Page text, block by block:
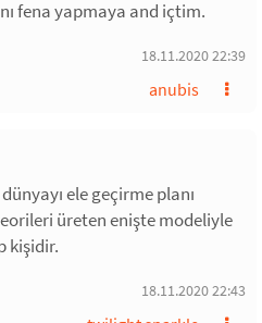
fena yapmaya and içtim.
18.11.2020 22:39
anubis
ele geçirme planı
üreten enişte modeliyle
kişidir.
18.11.2020 22:43